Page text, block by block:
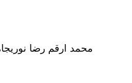
محمد ارقم رضا